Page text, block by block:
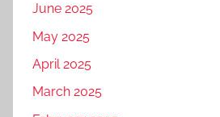
June 2025
May 2025
April 2025
March 2025